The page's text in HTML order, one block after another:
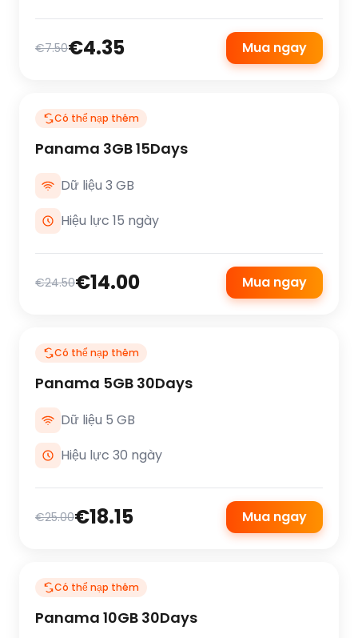
€7.50€4.35 Mua ngay
Có thể nạp thêm
Panama 3GB 15Days
Dữ liệu 3 GB
Hiệu lực 15 ngày
€24.50€14.00 Mua ngay
Có thể nạp thêm
Panama 5GB 30Days
Dữ liệu 5 GB
Hiệu lực 30 ngày
€25.00€18.15 Mua ngay
Có thể nạp thêm
Panama 10GB 30Days